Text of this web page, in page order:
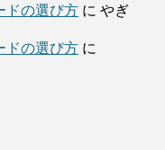
ドの選び方 に やぎ
ドの選び方 に